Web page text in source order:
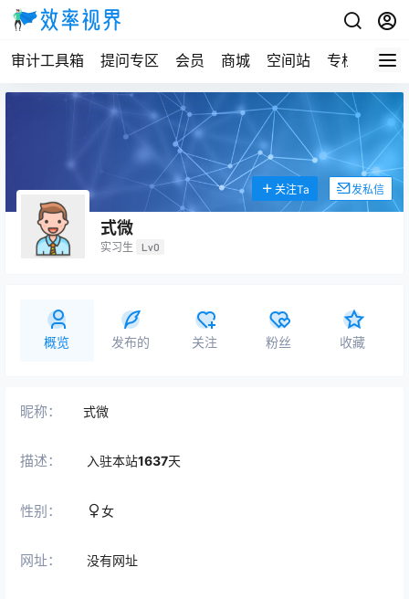
审计工具箱 提问专区 会员 商城 空间站 专栏
式微
实习生 Lv0
关注Ta 发私信
概览 发布的 关注 粉丝 收藏
昵称： 式微
描述： 入驻本站1637天
性别： 女
网址： 没有网址